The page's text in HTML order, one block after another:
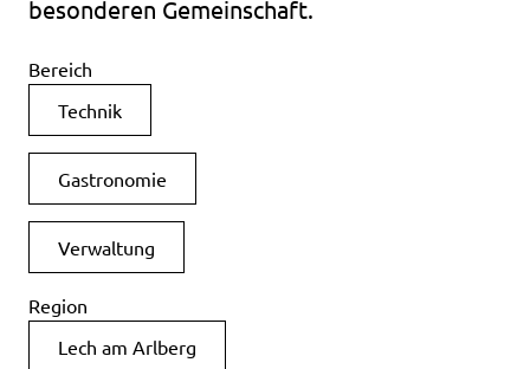
besonderen Gemeinschaft.
Bereich
Technik
Gastronomie
Verwaltung
Region
Lech am Arlberg